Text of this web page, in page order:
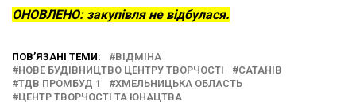
ОНОВЛЕНО: закупівля не відбулася.
ПОВ’ЯЗАНІ ТЕМИ:
ВІДМІНА
НОВЕ БУДІВНИЦТВО ЦЕНТРУ ТВОРЧОСТІ
САТАНІВ
ТДВ ПРОМБУД 1
ХМЕЛЬНИЦЬКА ОБЛАСТЬ
ЦЕНТР ТВОРЧОСТІ ТА ЮНАЦТВА